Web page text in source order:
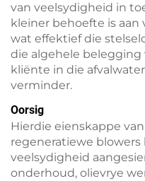
van veelsydigheid in
kleiner behoefte is
wat effektief die
die algehele
kliënte in die
verminder.
Oorsig
Hierdie eienskappe van
regeneratiewe
veelsydigheid
onderhoud, olievrye